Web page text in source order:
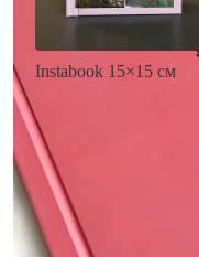
Instabook 15×15 см
• Выбор цвета фона
• Загрузка фото и текста
Заказать